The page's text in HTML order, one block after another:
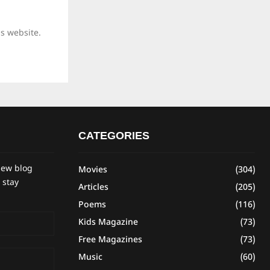
website.
blog
stay
CATEGORIES
Movies
(304)
Articles
(205)
Poems
(116)
Kids Magazine
(73)
Free Magazines
(73)
Music
(60)